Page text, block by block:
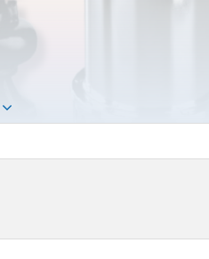
trong đường ống và van